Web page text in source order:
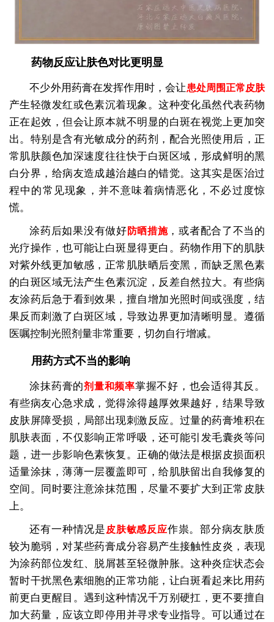
药物反应让肤色对比更明显
不少外用药膏在发挥作用时，会让患处周围正常皮肤
产生轻微发红或色素沉着现象。这种变化虽然代表药物
正在起效，但会让原本就不明显的白斑在视觉上更加突
出。特别是含有光敏成分的药剂，配合光照使用后，正
常肌肤颜色加深速度往往快于白斑区域，形成鲜明的黑
白分界，给病友造成越治越白的错觉。这其实是医治过
程中的常见现象，并不意味着病情恶化，不必过度惊
慌。
涂药后如果没有做好 防晒措施，或者配合了不当的
光疗操作，也可能让白斑显得更白。药物作用下的肌肤
对紫外线更加敏感，正常肌肤晒后变黑，而缺乏黑色素
的白斑区域无法产生色素沉淀，反差自然拉大。有些病
友涂药后急于看到效果，擅自增加光照时间或强度，结
果反而刺激了白斑区域，导致边界更加清晰明显。遵循
医嘱控制光照剂量非常重要，切勿自行增减。
用药方式不当的影响
涂抹药膏的剂量和频率掌握不好，也会适得其反。
有些病友心急求成，觉得涂得越厚效果越好，结果导致
皮肤屏障受损，局部出现刺激反应。过量的药膏堆积在
肌肤表面，不仅影响正常呼吸，还可能引发毛囊炎等问
题，进一步影响色素恢复。正确的做法是根据皮损面积
适量涂抹，薄薄一层覆盖即可，给肌肤留出自我修复的
空间。同时要注意涂抹范围，尽量不要扩大到正常皮肤
上。
还有一种情况是 皮肤敏感反应作祟。部分病友肤质
较为脆弱，对某些药膏成分容易产生接触性皮炎，表现
为涂药部位发红、脱屑甚至轻微肿胀。这种炎症状态会
暂时干扰黑色素细胞的正常功能，让白斑看起来比用药
前更白更醒目。遇到这种情况千万别硬扛，更不要擅自
加大药量，应该立即停用并寻求专业指导。可以通过在